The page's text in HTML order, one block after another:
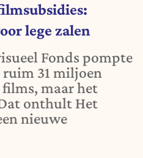
lege zalen
Fonds pompte
31 miljoen
films, maar het
onthult Het
nieuwe